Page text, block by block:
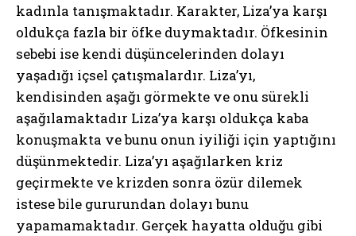
kadınla tanışmaktadır. Karakter, Liza’ya karşı
oldukça fazla bir öfke duymaktadır. Öfkesinin
sebebi ise kendi düşüncelerinden dolayı
yaşadığı içsel çatışmalardır. Liza’yı,
kendisinden aşağı görmekte ve onu sürekli
aşağılamaktadır Liza’ya karşı oldukça kaba
konuşmakta ve bunu onun iyiliği için yaptığını
düşünmektedir. Liza’yı aşağılarken kriz
geçirmekte ve krizden sonra özür dilemek
istese bile gururundan dolayı bunu
yapamamaktadır. Gerçek hayatta olduğu gibi